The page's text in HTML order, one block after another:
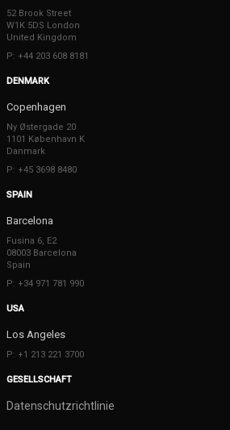
52 Brook Street
W1K 5DS London
United Kingdom
P: +44 203 608 8181
DENMARK
Copenhagen
Ny Østergade 20
1101 København K
Danmark
P: +45 3698 8480
SPAIN
Barcelona
Fusina 6, E2
08003 Barcelona
Spain
P: +34 971 781 990
USA
Los Angeles
P: +1 213 221 3700
GESELLSCHAFT
Datenschutzrichtlinie